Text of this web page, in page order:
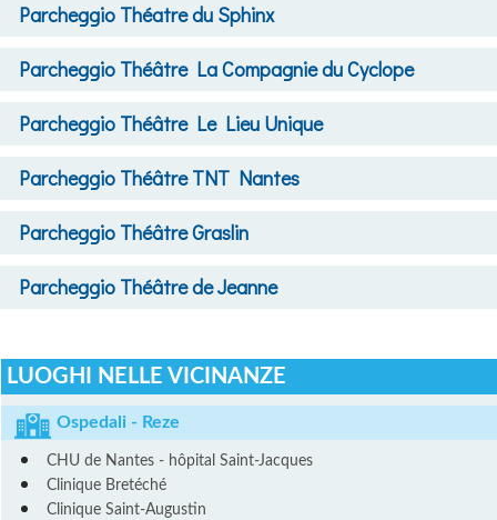
Parcheggio Théatre du Sphinx
Parcheggio Théâtre La Compagnie du Cyclope
Parcheggio Théâtre Le Lieu Unique
Parcheggio Théâtre TNT Nantes
Parcheggio Théâtre Graslin
Parcheggio Théâtre de Jeanne
LUOGHI NELLE VICINANZE
Ospedali - Reze
CHU de Nantes - hôpital Saint-Jacques
Clinique Bretéché
Clinique Saint-Augustin